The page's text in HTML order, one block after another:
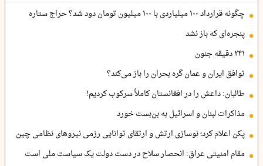
چگونه قرارداد ۱۰۰ میلیاردی با ۱۰۰ میلیون تومان دود شد؟ حراج ستاره
پنجره‌ای که باز نشد
۲۴۱ دقیقه جنون
توافق ایران و عمان گره بحران را باز می‌کند؟
طالبان: داعش را در افغانستان کاملاً سرکوب کردیم!
مذاکرات لبنان و اسرائیل به بن‌بست خورد
پکن اعلام کرد؛ نوسازی ارتش و ارتقای توانایی رزمی نیروهای نظامی چین
مقام امنیتی عراق: انحصار سلاح در دست دولت یک سیاست ملی است